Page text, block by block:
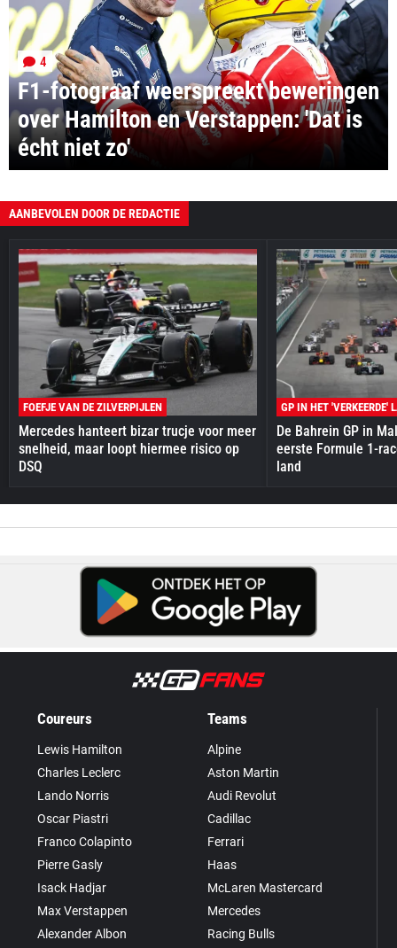
F1-fotograaf weerspreekt beweringen
over Hamilton en Verstappen: 'Dat is
écht niet zo'
4
AANBEVOLEN DOOR DE REDACTIE
FOEFJE VAN DE ZILVERPIJLEN
Mercedes hanteert bizar trucje voor meer
snelheid, maar loopt hiermee risico op
DSQ
GP IN HET 'VERKEERDE'
De Bahrein GP in
eerste Formule 1-
land
Coureurs
Lewis Hamilton
Charles Leclerc
Lando Norris
Oscar Piastri
Franco Colapinto
Pierre Gasly
Isack Hadjar
Max Verstappen
Alexander Albon
Teams
Alpine
Aston Martin
Audi Revolut
Cadillac
Ferrari
Haas
McLaren Mastercard
Mercedes
Racing Bulls